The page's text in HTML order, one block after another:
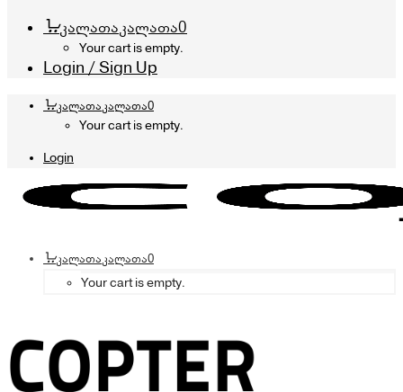
კალათაკალათა0
Your cart is empty.
Login / Sign Up
კალათაკალათა0
Your cart is empty.
Login
კალათაკალათა0
Your cart is empty.